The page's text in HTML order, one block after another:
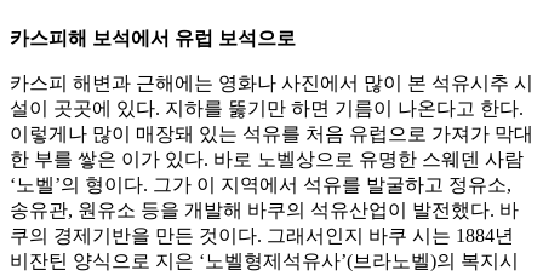
카스피해 보석에서 유럽 보석으로
카스피 해변과 근해에는 영화나 사진에서 많이 본 석유시추 시
설이 곳곳에 있다. 지하를 뚫기만 하면 기름이 나온다고 한다.
이렇게나 많이 매장돼 있는 석유를 처음 유럽으로 가져가 막대
한 부를 쌓은 이가 있다. 바로 노벨상으로 유명한 스웨덴 사람
‘노벨’의 형이다. 그가 이 지역에서 석유를 발굴하고 정유소,
송유관, 원유소 등을 개발해 바쿠의 석유산업이 발전했다. 바
쿠의 경제기반을 만든 것이다. 그래서인지 바쿠 시는 1884년
비잔틴 양식으로 지은 ‘노벨형제석유사’(브라노벨)의 복지시